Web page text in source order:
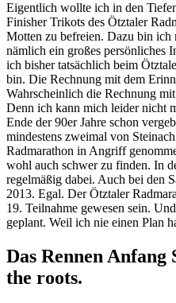
Eigentlich wollte ich in den
Finisher Trikots des Ötztaler
Motten zu befreien. Dazu bin ich
nämlich ein großes persönliches
ich bisher tatsächlich beim
bin. Die Rechnung mit dem
Wahrscheinlich die Rechnung
Denn ich kann mich leider nicht
Ende der 90er Jahre schon
mindestens zweimal von
Radmarathon in Angriff
wohl auch schwer zu finden. In
regelmäßig dabei. Auch bei den
2013. Egal. Der Ötztaler
19. Teilnahme gewesen sein.
geplant. Weil ich nie einen Plan
Das Rennen Anfang
the roots.